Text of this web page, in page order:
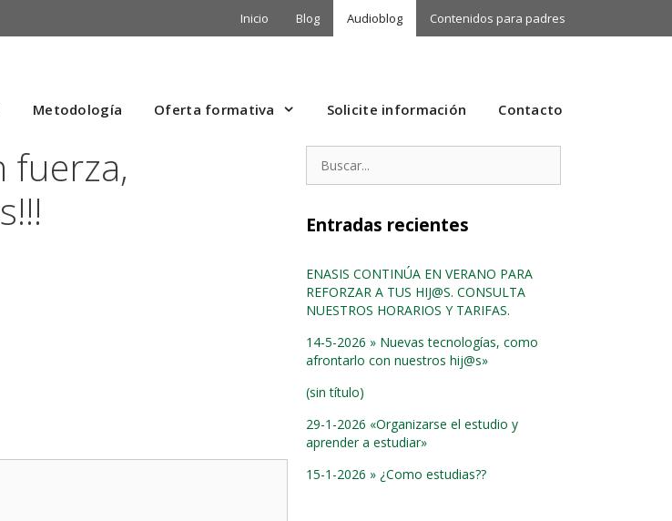
Inicio Blog Audioblog Contenidos para padres
Metodología Oferta formativa Solicite información Contacto
fuerza,
Entradas recientes
ENASIS CONTINÚA EN VERANO PARA
REFORZAR A TUS HIJ@S. CONSULTA
NUESTROS HORARIOS Y TARIFAS.
14-5-2026 » Nuevas tecnologías, como
afrontarlo con nuestros hij@s»
(sin título)
29-1-2026 «Organizarse el estudio y
aprender a estudiar»
15-1-2026 » ¿Como estudias??